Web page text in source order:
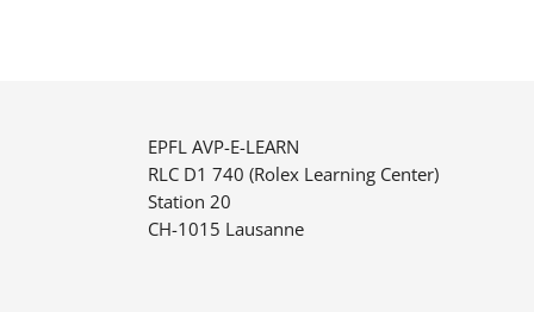
EPFL AVP-E-LEARN
RLC D1 740 (Rolex Learning Center)
Station 20
CH-1015 Lausanne